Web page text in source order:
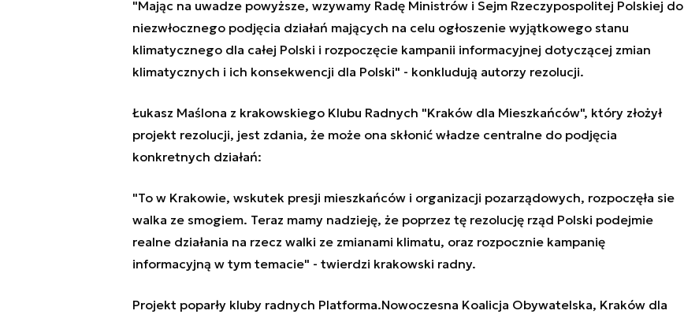
"Mając na uwadze powyższe, wzywamy Radę Ministrów i Sejm Rzeczypospolitej Polskiej do
niezwłocznego podjęcia działań mających na celu ogłoszenie wyjątkowego stanu
klimatycznego dla całej Polski i rozpoczęcie kampanii informacyjnej dotyczącej zmian
klimatycznych i ich konsekwencji dla Polski" - konkludują autorzy rezolucji.
Łukasz Maślona z krakowskiego Klubu Radnych "Kraków dla Mieszkańców", który złożył
projekt rezolucji, jest zdania, że może ona skłonić władze centralne do podjęcia
konkretnych działań:
"To w Krakowie, wskutek presji mieszkańców i organizacji pozarządowych, rozpoczęła sie
walka ze smogiem. Teraz mamy nadzieję, że poprzez tę rezolucję rząd Polski podejmie
realne działania na rzecz walki ze zmianami klimatu, oraz rozpocznie kampanię
informacyjną w tym temacie" - twierdzi krakowski radny.
Projekt poparły kluby radnych Platforma.Nowoczesna Koalicja Obywatelska, Kraków dla